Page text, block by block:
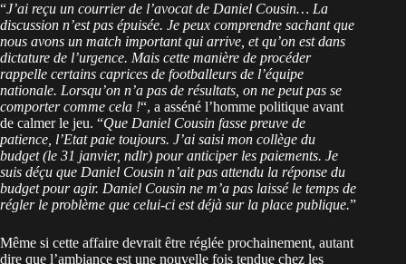
“J’ai reçu un courrier de l’avocat de Daniel Cousin… La
discussion n’est pas épuisée. Je peux comprendre sachant que
nous avons un match important qui arrive, et qu’on est dans
dictature de l’urgence. Mais cette manière de procéder
rappelle certains caprices de footballeurs de l’équipe
nationale. Lorsqu’on n’a pas de résultats, on ne peut pas se
comporter comme cela !“, a asséné l’homme politique avant
de calmer le jeu. “Que Daniel Cousin fasse preuve de
patience, l’Etat paie toujours. J’ai saisi mon collège du
budget (le 31 janvier, ndlr) pour anticiper les paiements. Je
suis déçu que Daniel Cousin n’ait pas attendu la réponse du
budget pour agir. Daniel Cousin ne m’a pas laissé le temps de
régler le problème que celui-ci est déjà sur la place publique.”
Même si cette affaire devrait être réglée prochainement, autant
dire que l’ambiance est une nouvelle fois tendue chez les